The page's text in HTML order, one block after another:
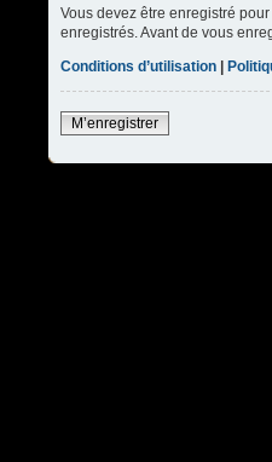
Vous devez être enregistré
enregistrés. Avant de vous
Conditions d’utilisation |
M’enregistrer